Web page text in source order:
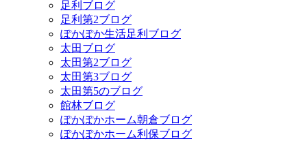
足利ブログ
足利第2ブログ
ぽかぽか生活足利ブログ
太田ブログ
太田第2ブログ
太田第3ブログ
太田第5のブログ
館林ブログ
ぽかぽかホーム朝倉ブログ
ぽかぽかホーム利保ブログ